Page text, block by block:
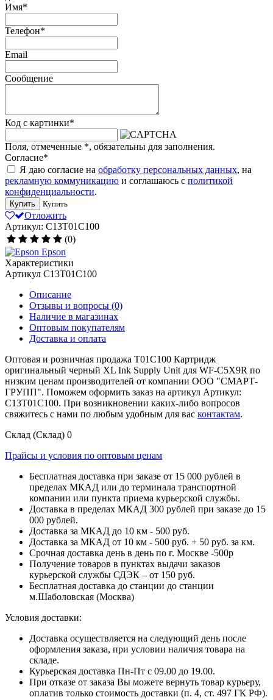
Имя*
Телефон*
Email
Сообщение
Код с картинки*
Поля, отмеченные *, обязательны для заполнения.
Согласие*
Я даю согласие на обработку персональных данных, на
рекламную коммуникацию и соглашаюсь с политикой
конфиденциальности.
Купить Купить
Отложить
Артикул: C13T01C100
(0)
Epson
Характеристики
Артикул C13T01C100
Описание
Отзывы и вопросы (0)
Наличие в магазинах
Оптовым покупателям
Доставка и оплата
Оптовая и розничная продажа T01C100 Картридж
оригинальный черный XL Ink Supply Unit для WF-C5X9R по
низким ценам производителей от компании ООО "СМАРТ-
ГРУПП". Поможем оформить заказ на артикул Артикул:
C13T01C100. При возникновении каких-либо вопросов
свяжитесь с нами по любым удобным для вас контактам.
Склад (Склад) 0
Прайсы и условия по оптовым ценам
Бесплатная доставка при заказе от 15 000 рублей в
пределах МКАД или до терминала транспортной
компании или пункта приема курьерской службы.
Доставка в пределах МКАД 300 рублей при заказе до 15
000 рублей.
Доставка за МКАД до 10 км - 500 руб.
Доставка за МКАД от 10 км - 500 руб. + 50 руб. за км.
Срочная доставка день в день по г. Москве -500р
Получение товаров в пунктах выдачи заказов
курьерской службы СДЭК – от 150 руб.
Бесплатная доставка до станции до станции
м.Шаболовская (Москва)
Условия доставки:
Доставка осуществляется на следующий день после
оформления заказа, при условии наличия товара на
складе.
Курьерская доставка Пн-Пт с 09.00 до 19.00.
При отказе от заказа Вы можете вернуть товар курьеру,
оплатив только стоимость доставки (п. 4, ст. 497 ГК РФ).